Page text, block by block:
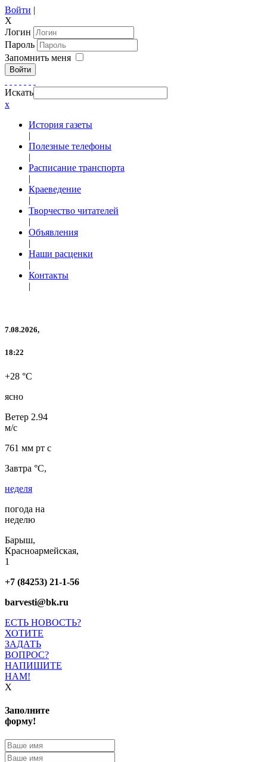
Войти |
X
Логин
Пароль
Запомнить меня
Войти
Искать
x
История газеты
|
Полезные телефоны
|
Расписание транспорта
|
Краеведение
|
Творчество читателей
|
Объявления
|
Наши расценки
|
Контакты
|
7.08.2026,
18:22
+28 °C
ясно
Ветер 2.94
м/с
761 мм рт с
Завтра °C,
неделя
погода на
неделю
Барыш,
Красноармейская,
1
+7 (84253) 21-1-56
barvesti@bk.ru
ЕСТЬ НОВОСТЬ?
ХОТИТЕ
ЗАДАТЬ
ВОПРОС?
НАПИШИТЕ
НАМ!
X
Заполните
форму!